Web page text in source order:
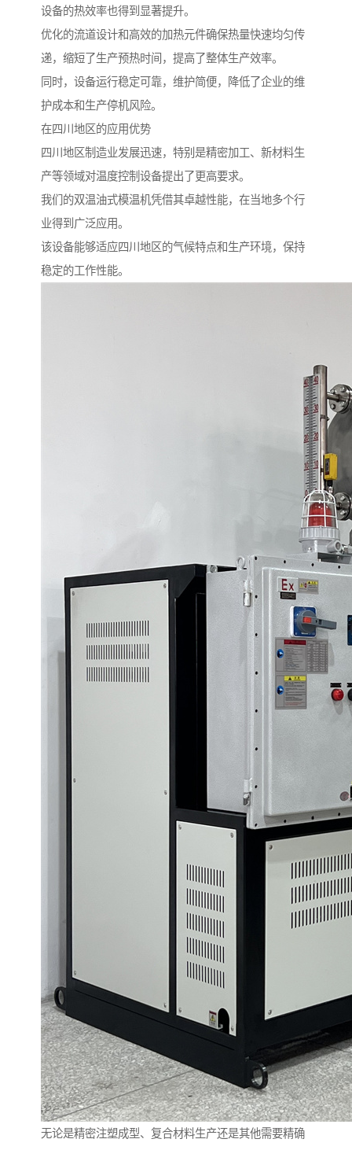
设备的热效率也得到显著提升。
优化的流道设计和高效的加热元件确保热量快速均匀传
递，缩短了生产预热时间，提高了整体生产效率。
同时，设备运行稳定可靠，维护简便，降低了企业的维
护成本和生产停机风险。
在四川地区的应用优势
四川地区制造业发展迅速，特别是精密加工、新材料生
产等领域对温度控制设备提出了更高要求。
我们的双温油式模温机凭借其卓越性能，在当地多个行
业得到广泛应用。
该设备能够适应四川地区的气候特点和生产环境，保持
稳定的工作性能。
无论是精密注塑成型、复合材料生产还是其他需要精确